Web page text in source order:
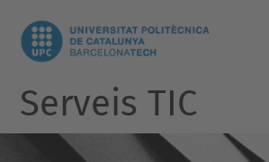
Serveis TIC